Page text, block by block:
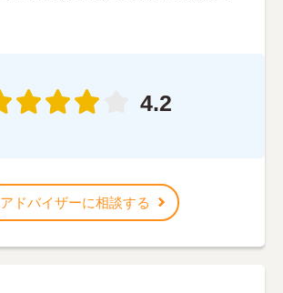
4.2
アドバイザーに相談する